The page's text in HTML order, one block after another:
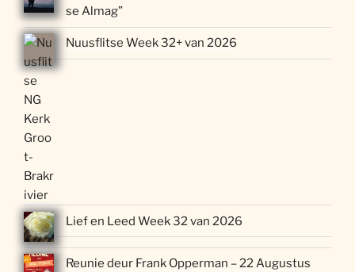
se Almag”
Nuusflitse Week 32+ van 2026
Lief en Leed Week 32 van 2026
Reunie deur Frank Opperman – 22 Augustus